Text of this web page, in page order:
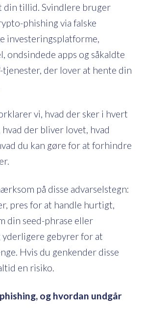
din tillid. Svindlere bruger
phishing via falske
investeringsplatforme,
ondsindede apps og såkaldte
tjenester, der lover at hente din
vi, hvad der sker i hvert
der bliver lovet, hvad
du kan gøre for at forhindre
på disse advarselstegn:
pres for at handle hurtigt,
din seed-phrase eller
yderligere gebyrer for at
Hvis du genkender disse
en risiko.
og hvordan undgår